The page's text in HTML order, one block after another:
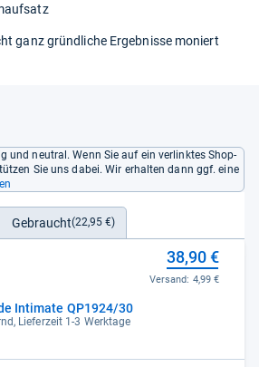
ganz gründliche Ergebnisse moniert
und neutral. Wenn Sie auf ein verlinktes Shop-
Sie uns dabei. Wir erhalten dann ggf. eine
Gebraucht(22,95 €)
Intimate QP1924/30
Lieferzeit 1-3 Werktage
38,90 €
Versand: 4,99 €